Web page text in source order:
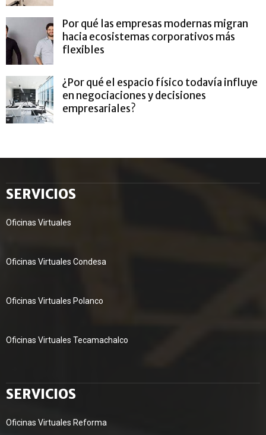
Por qué las empresas modernas migran
hacia ecosistemas corporativos más
flexibles
¿Por qué el espacio físico todavía influye
en negociaciones y decisiones
empresariales?
SERVICIOS
Oficinas Virtuales
Oficinas Virtuales Condesa
Oficinas Virtuales Polanco
Oficinas Virtuales Tecamachalco
SERVICIOS
Oficinas Virtuales Reforma